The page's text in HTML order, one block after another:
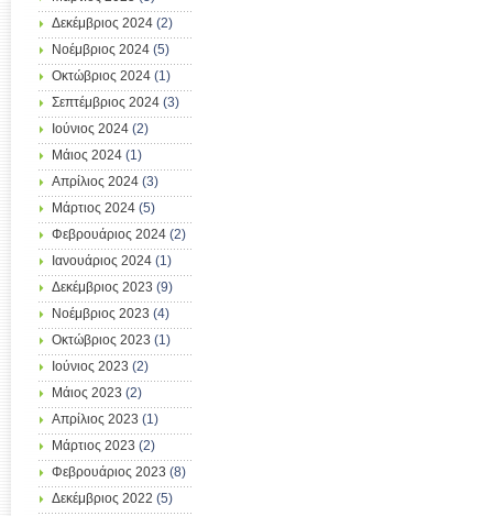
Δεκέμβριος 2024 (2)
Νοέμβριος 2024 (5)
Οκτώβριος 2024 (1)
Σεπτέμβριος 2024 (3)
Ιούνιος 2024 (2)
Μάιος 2024 (1)
Απρίλιος 2024 (3)
Μάρτιος 2024 (5)
Φεβρουάριος 2024 (2)
Ιανουάριος 2024 (1)
Δεκέμβριος 2023 (9)
Νοέμβριος 2023 (4)
Οκτώβριος 2023 (1)
Ιούνιος 2023 (2)
Μάιος 2023 (2)
Απρίλιος 2023 (1)
Μάρτιος 2023 (2)
Φεβρουάριος 2023 (8)
Δεκέμβριος 2022 (5)